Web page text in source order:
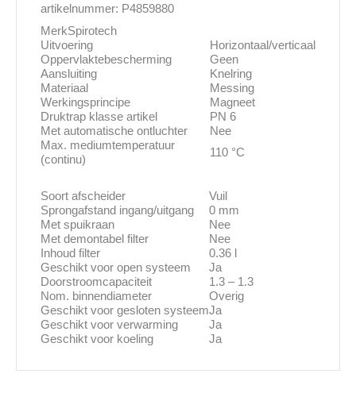
artikelnummer: P4859880
MerkSpirotech
Uitvoering
Horizontaal/verticaal
Oppervlaktebescherming
Geen
Aansluiting
Knelring
Materiaal
Messing
Werkingsprincipe
Magneet
Druktrap klasse artikel
PN 6
Met automatische ontluchter
Nee
Max. mediumtemperatuur
(continu)
110 °C
Soort afscheider
Vuil
Sprongafstand ingang/uitgang
0 mm
Met spuikraan
Nee
Met demontabel filter
Nee
Inhoud filter
0.36 l
Geschikt voor open systeem
Ja
Doorstroomcapaciteit
1.3 – 1.3
Nom. binnendiameter
Overig
Geschikt voor gesloten systeemJa
Geschikt voor verwarming
Ja
Geschikt voor koeling
Ja